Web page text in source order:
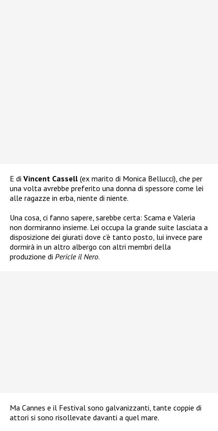
E di Vincent Cassell (ex marito di Monica Bellucci), che per
una volta avrebbe preferito una donna di spessore come lei
alle ragazze in erba, niente di niente.
Una cosa, ci fanno sapere, sarebbe certa: Scama e Valeria
non dormiranno insieme. Lei occupa la grande suite lasciata a
disposizione dei giurati dove c’è tanto posto, lui invece pare
dormirà in un altro albergo con altri membri della
produzione di Pericle il Nero.
Ma Cannes e il Festival sono galvanizzanti, tante coppie di
attori si sono risollevate davanti a quel mare.